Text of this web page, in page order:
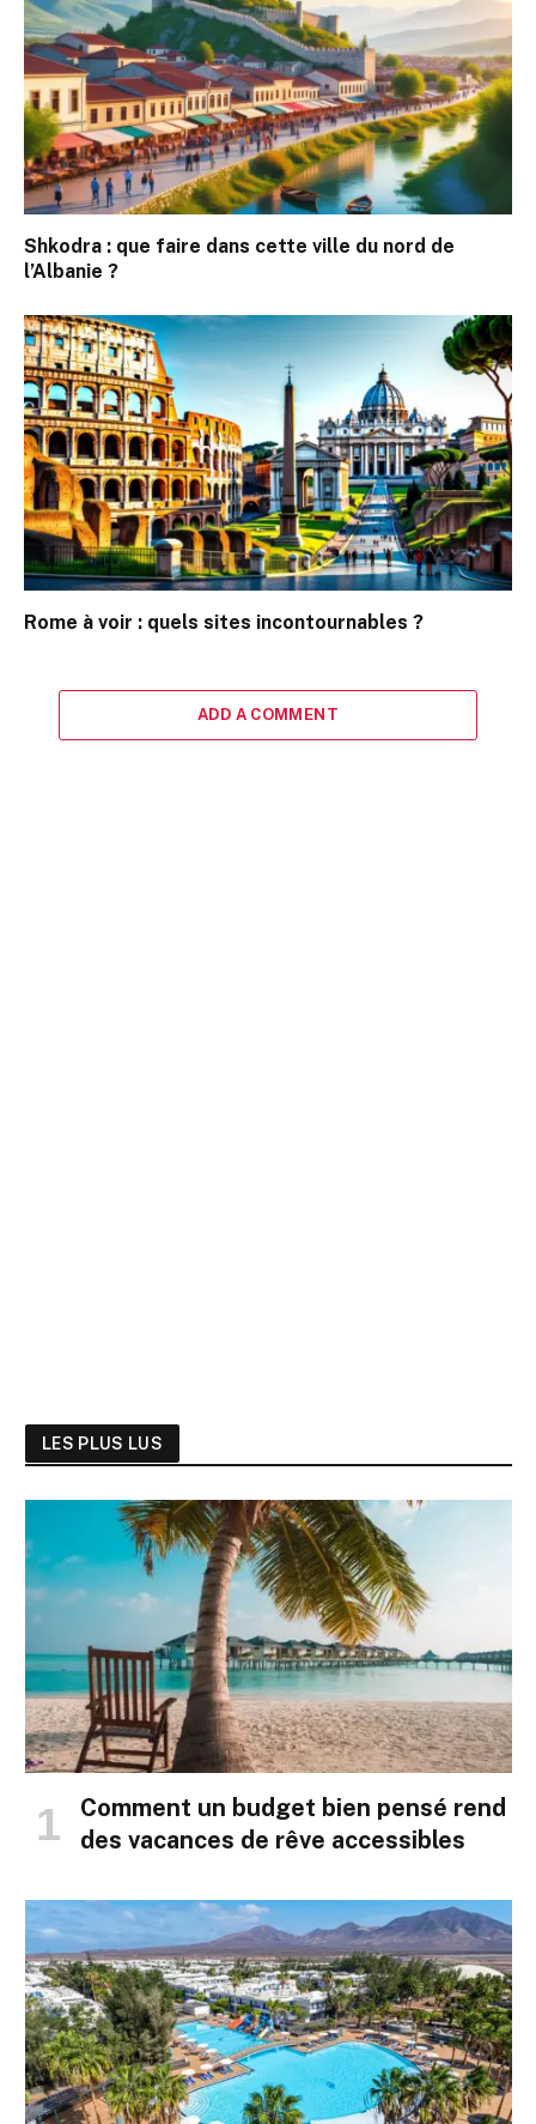
Shkodra : que faire dans cette ville du nord de
l’Albanie ?
Rome à voir : quels sites incontournables ?
ADD A COMMENT
LES PLUS LUS
Comment un budget bien pensé rend
des vacances de rêve accessibles